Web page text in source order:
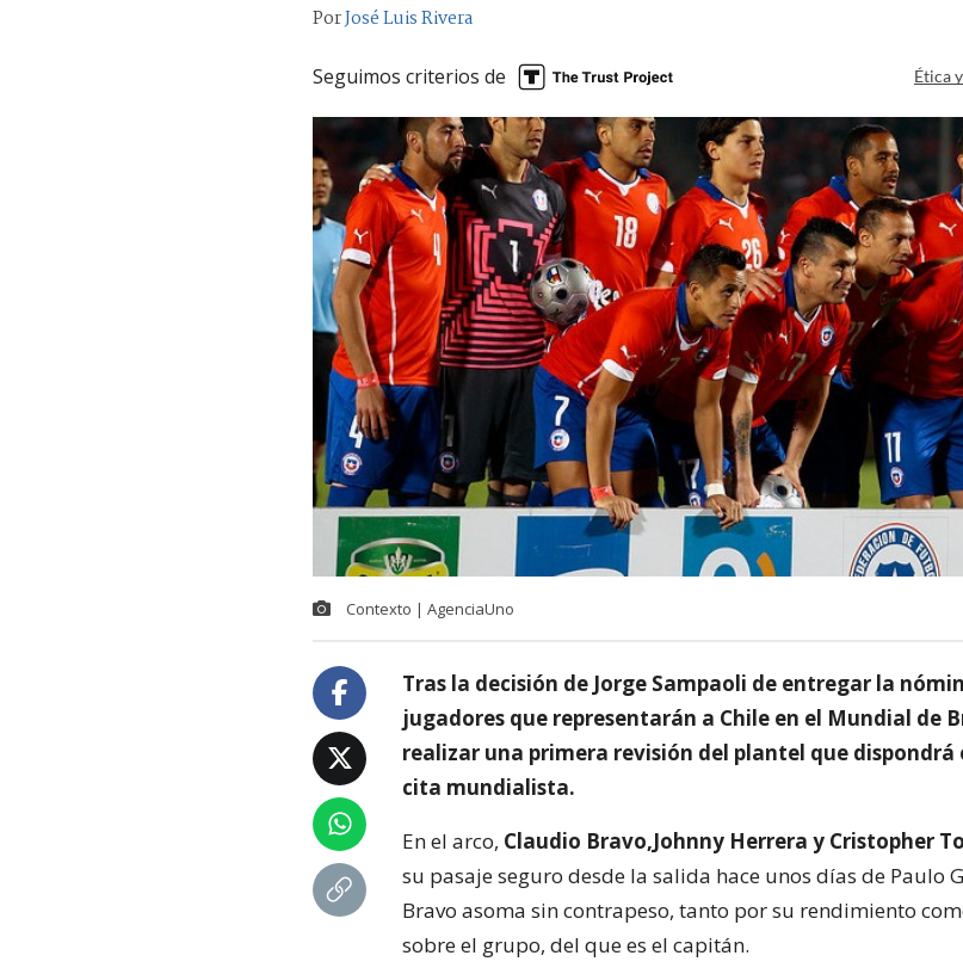
PorJosé Luis Rivera
Seguimos criterios de Ética
Contexto | AgenciaUno
Tras la decisión de Jorge Sampaoli de entregar la
jugadores que representarán a Chile en el Mundial de
realizar una primera revisión del plantel que dispondrá
cita mundialista.
En el arco, Claudio Bravo,Johnny Herrera y Cristopher
su pasaje seguro desde la salida hace unos días de Paulo
Bravo asoma sin contrapeso, tanto por su rendimiento
sobre el grupo, del que es el capitán.